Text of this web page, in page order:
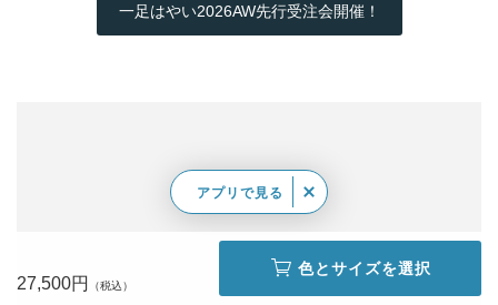
一足はやい2026AW先行受注会開催！
27,500円
色とサイズを選択
アプリで見る